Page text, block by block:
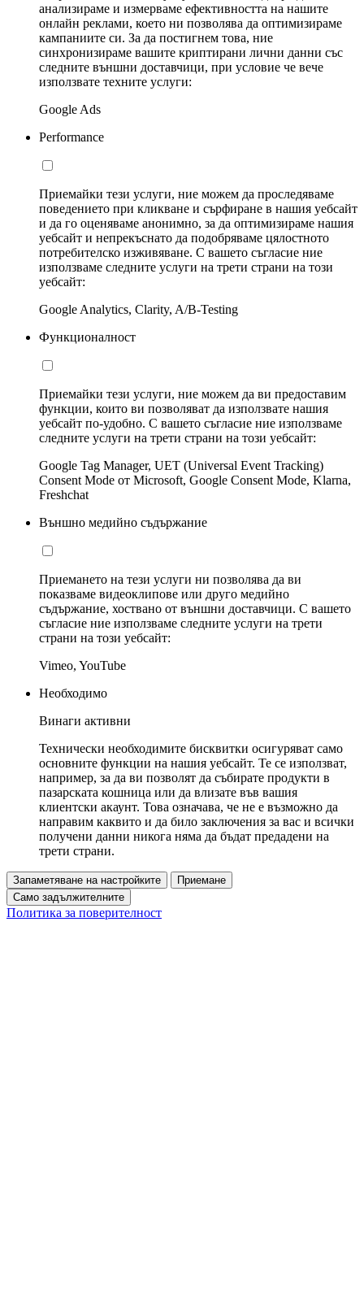
анализираме и измерваме ефективността на нашите
онлайн реклами, което ни позволява да оптимизираме
кампаниите си. За да постигнем това, ние
синхронизираме вашите криптирани лични данни със
следните външни доставчици, при условие че вече
използвате техните услуги:
Google Ads
Performance
Приемайки тези услуги, ние можем да проследяваме
поведението при кликване и сърфиране в нашия уебсайт
и да го оценяваме анонимно, за да оптимизираме нашия
уебсайт и непрекъснато да подобряваме цялостното
потребителско изживяване. С вашето съгласие ние
използваме следните услуги на трети страни на този
уебсайт:
Google Analytics, Clarity, A/B-Testing
Функционалност
Приемайки тези услуги, ние можем да ви предоставим
функции, които ви позволяват да използвате нашия
уебсайт по-удобно. С вашето съгласие ние използваме
следните услуги на трети страни на този уебсайт:
Google Tag Manager, UET (Universal Event Tracking)
Consent Mode от Microsoft, Google Consent Mode, Klarna,
Freshchat
Външно медийно съдържание
Приемането на тези услуги ни позволява да ви
показваме видеоклипове или друго медийно
съдържание, хоствано от външни доставчици. С вашето
съгласие ние използваме следните услуги на трети
страни на този уебсайт:
Vimeo, YouTube
Необходимо
Винаги активни
Технически необходимите бисквитки осигуряват само
основните функции на нашия уебсайт. Те се използват,
например, за да ви позволят да събирате продукти в
пазарската кошница или да влизате във вашия
клиентски акаунт. Това означава, че не е възможно да
направим каквито и да било заключения за вас и всички
получени данни никога няма да бъдат предадени на
трети страни.
Запаметяване на настройките
Приемане
Само задължителните
Политика за поверителност